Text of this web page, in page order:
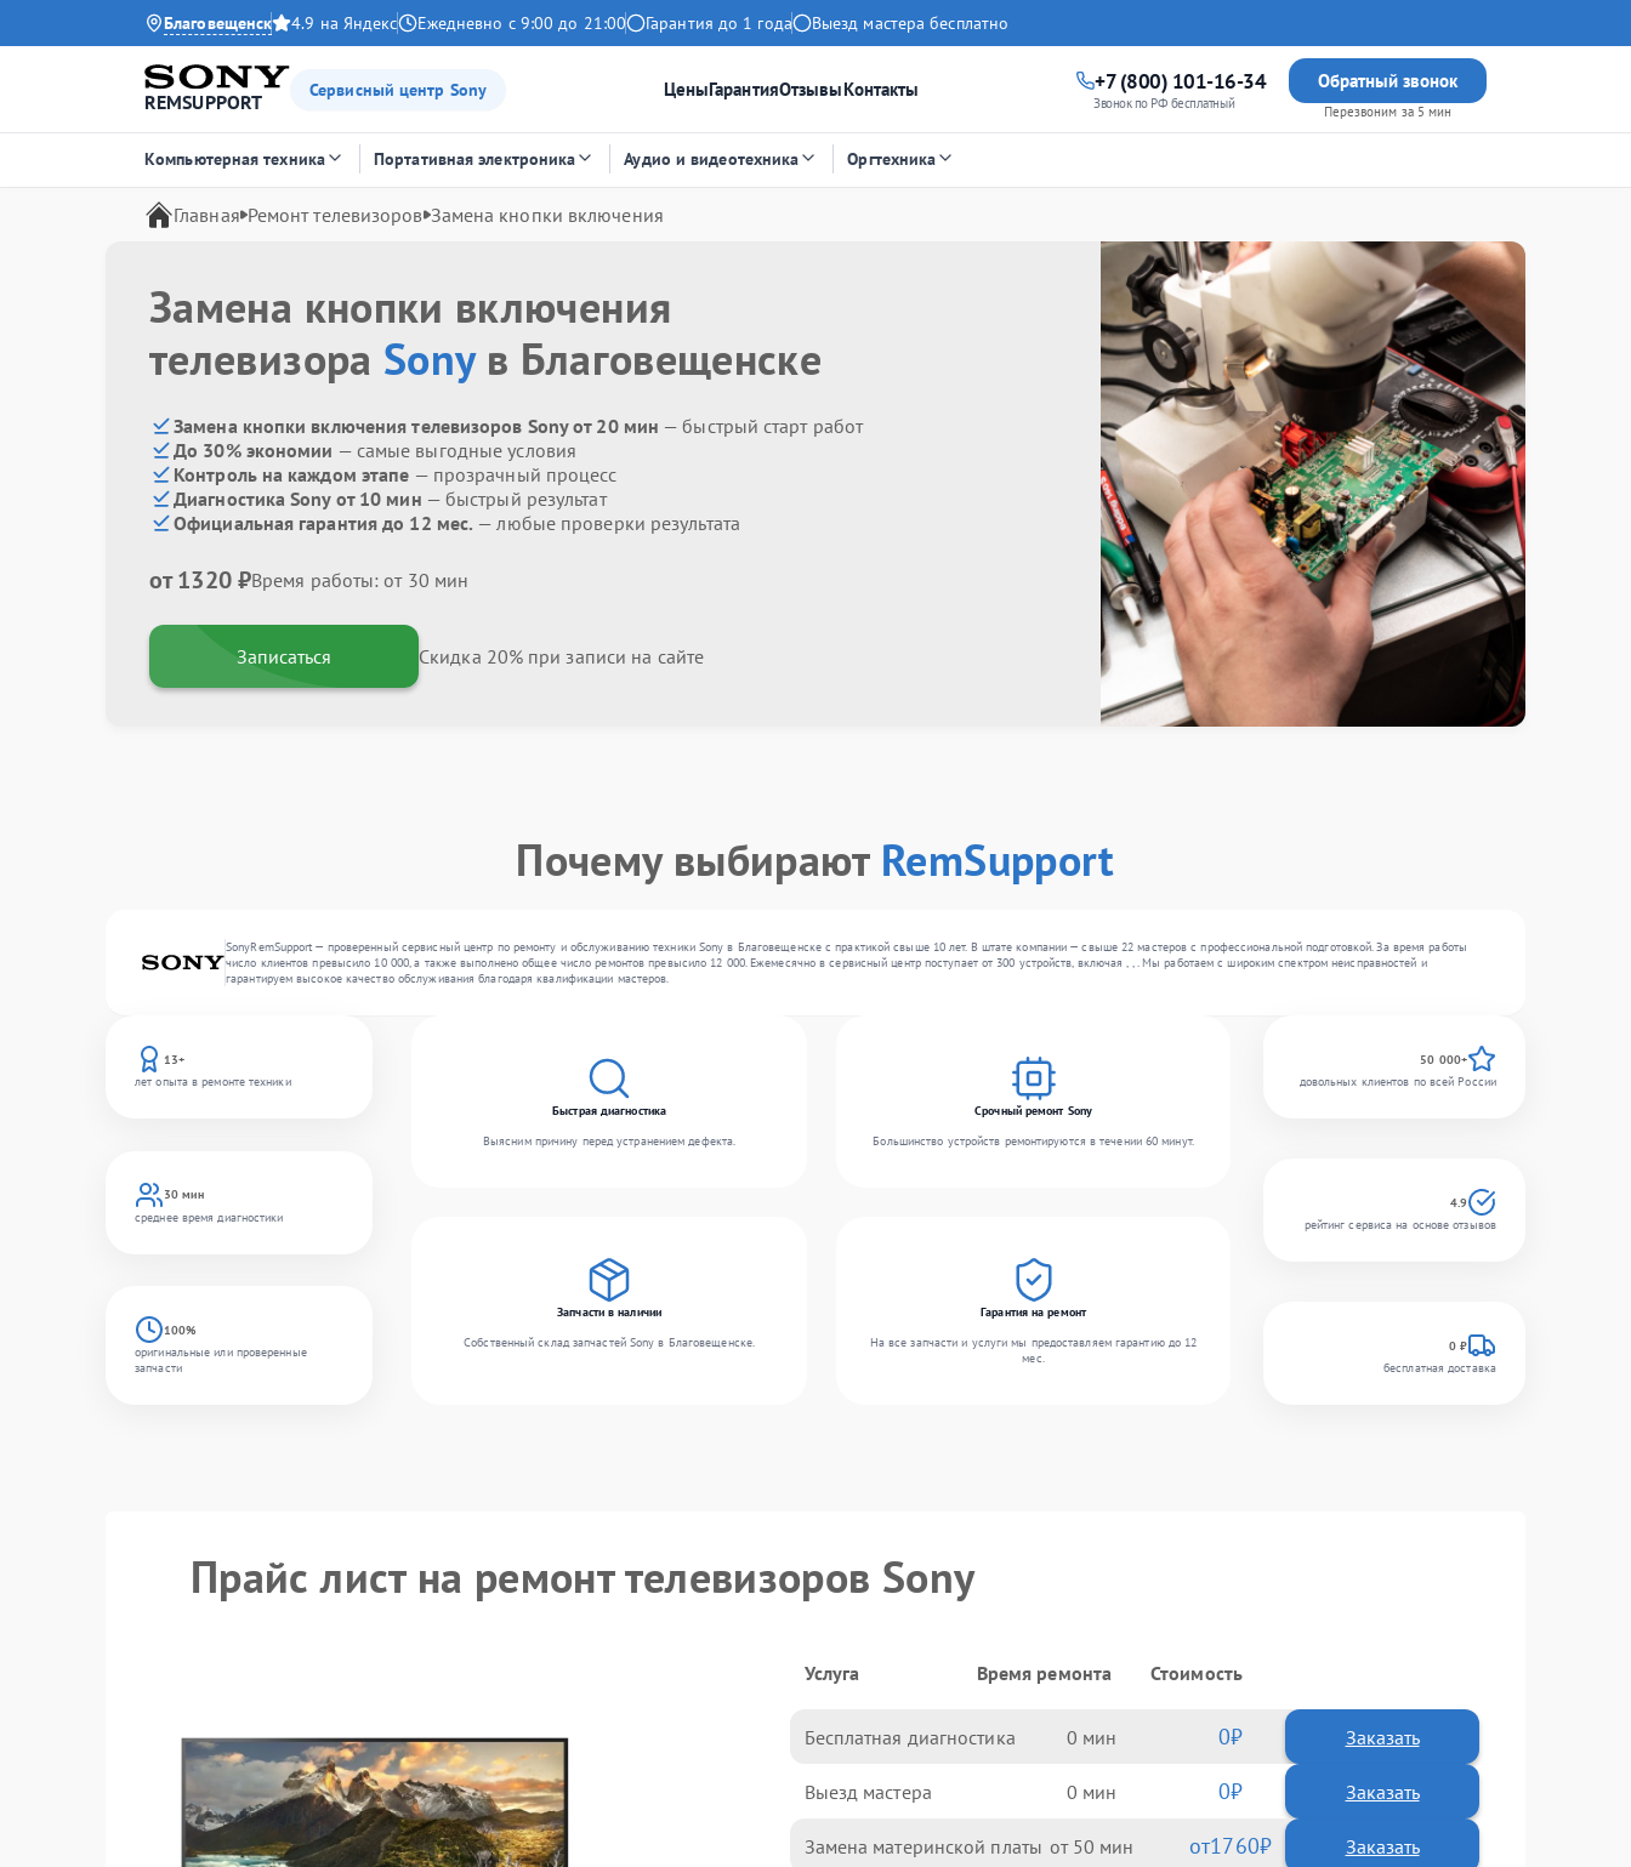
Благовещенск 4.9 на Яндекс Ежедневно с 9:00 до 21:00 Гарантия до 1 года Выезд мастера бесплатно
REMSUPPORT
Сервисный центр Sony ЦеныГарантияОтзывыКонтакты +7 (800) 101-16-34
Звонок по РФ бесплатный
Обратный звонок
Перезвоним за 5 мин
Компьютерная техника Портативная электроника Аудио и видеотехника Оргтехника
Главная Ремонт телевизоров Замена кнопки включения
Замена кнопки включения
телевизора Sonyв Благовещенске
Замена кнопки включения телевизоров Sony от 20 мин — быстрый старт работ
До 30% экономии — самые выгодные условия
Контроль на каждом этапе — прозрачный процесс
Диагностика Sony от 10 мин — быстрый результат
Официальная гарантия до 12 мес. — любые проверки результата
от 1320 ₽Время работы: от 30 мин
Записаться Скидка 20% при записи на сайте
Почему выбирают RemSupport
SonyRemSupport — проверенный сервисный центр по ремонту и обслуживанию техники Sony в Благовещенске с практикой свыше 10 лет. В штате компании — свыше 22 мастеров с профессиональной подготовкой. За время работы
число клиентов превысило 10 000, а также выполнено общее число ремонтов превысило 12 000. Ежемесячно в сервисный центр поступает от 300 устройств, включая , , . Мы работаем с широким спектром неисправностей и
гарантируем высокое качество обслуживания благодаря квалификации мастеров.
13+
лет опыта в ремонте техники
30 мин
среднее время диагностики
100%
оригинальные или проверенные
запчасти
Быстрая диагностика
Выясним причину перед устранением дефекта.
Срочный ремонт Sony
Большинство устройств ремонтируются в течении 60 минут.
Запчасти в наличии
Собственный склад запчастей Sony в Благовещенске.
Гарантия на ремонт
На все запчасти и услуги мы предоставляем гарантию до 12
мес.
50 000+
довольных клиентов по всей России
4.9
рейтинг сервиса на основе отзывов
0 ₽
бесплатная доставка
Прайс лист на ремонт телевизоров Sony
Услуга Время ремонта Стоимость
Бесплатная диагностика 0 0 Заказать
Выезд мастера 0 0 Заказать
Замена материнской платы 50 1760